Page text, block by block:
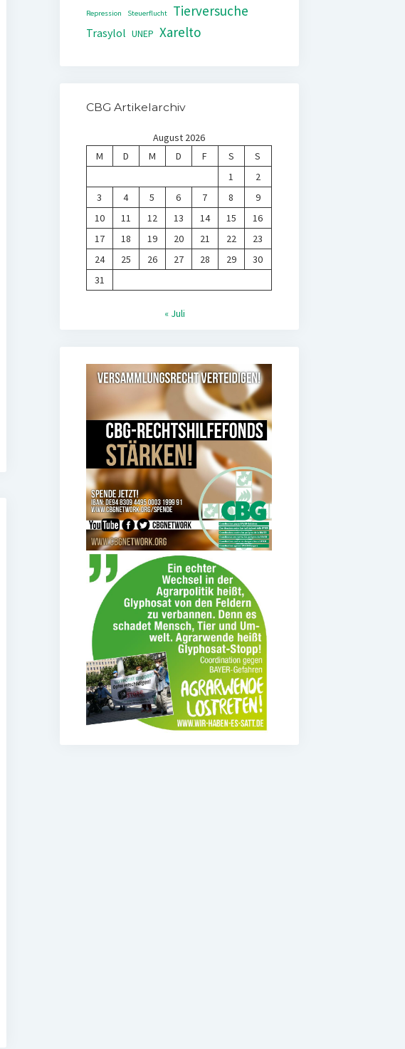
Repression Steuerflucht Tierversuche
Trasylol UNEP Xarelto
CBG Artikelarchiv
August 2026
M
D M D F S
S
1
2
3
4 5 6 7 8
9
10
11 12 13 14 15
16
17
18 19 20 21 22
23
24
25 26 27 28 29
30
31
« Juli